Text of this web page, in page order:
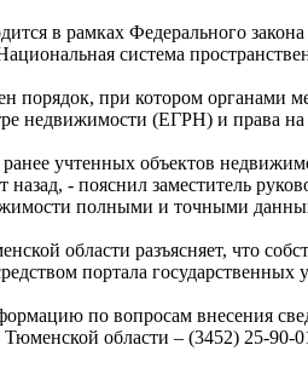
в рамках Федерального
система
порядок, при котором органами
недвижимости (ЕГРН) и права
учтенных объектов
- пояснил заместитель
полными и точными
области разъясняет, что
портала
по вопросам внесения
области – (3452) 25-90-